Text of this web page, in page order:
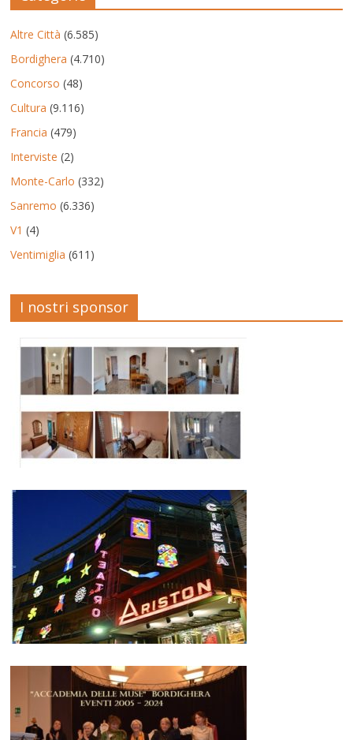
Altre Città (6.585)
Bordighera (4.710)
Concorso (48)
Cultura (9.116)
Francia (479)
Interviste (2)
Monte-Carlo (332)
Sanremo (6.336)
V1 (4)
Ventimiglia (611)
I nostri sponsor